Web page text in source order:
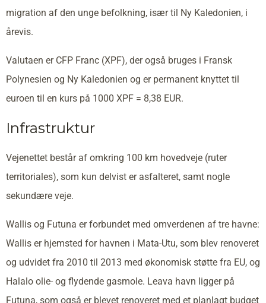
migration af den unge befolkning, især til Ny Kaledonien, i
årevis.
Valutaen er CFP Franc (XPF), der også bruges i Fransk
Polynesien og Ny Kaledonien og er permanent knyttet til
euroen til en kurs på 1000 XPF = 8,38 EUR.
Infrastruktur
Vejenettet består af omkring 100 km hovedveje (ruter
territoriales), som kun delvist er asfalteret, samt nogle
sekundære veje.
Wallis og Futuna er forbundet med omverdenen af tre havne:
Wallis er hjemsted for havnen i Mata-Utu, som blev renoveret
og udvidet fra 2010 til 2013 med økonomisk støtte fra EU, og
Halalo olie- og flydende gasmole. Leava havn ligger på
Futuna, som også er blevet renoveret med et planlagt budget